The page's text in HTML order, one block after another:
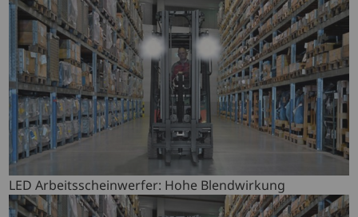
LED Arbeitsscheinwerfer: Hohe Blendwirkung